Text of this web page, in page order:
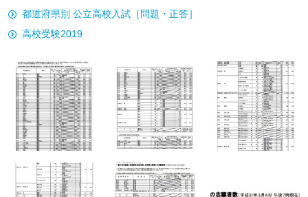
都道府県別 公立高校入試［問題・正答］
高校受験2019